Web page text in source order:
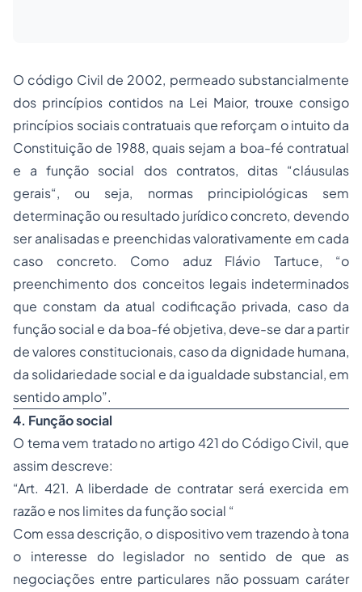
O código Civil de 2002, permeado substancialmente
dos princípios contidos na Lei Maior, trouxe consigo
princípios sociais contratuais que reforçam o intuito da
Constituição de 1988, quais sejam a boa-fé contratual
e a função social dos contratos, ditas “cláusulas
gerais“, ou seja, normas principiológicas sem
determinação ou resultado jurídico concreto, devendo
ser analisadas e preenchidas valorativamente em cada
caso concreto. Como aduz Flávio Tartuce, “o
preenchimento dos conceitos legais indeterminados
que constam da atual codificação privada, caso da
função social e da boa-fé objetiva, deve-se dar a partir
de valores constitucionais, caso da dignidade humana,
da solidariedade social e da igualdade substancial, em
sentido amplo”.
4. Função social
O tema vem tratado no artigo 421 do Código Civil, que
assim descreve:
“Art. 421. A liberdade de contratar será exercida em
razão e nos limites da função social “
Com essa descrição, o dispositivo vem trazendo à tona
o interesse do legislador no sentido de que as
negociações entre particulares não possuam caráter